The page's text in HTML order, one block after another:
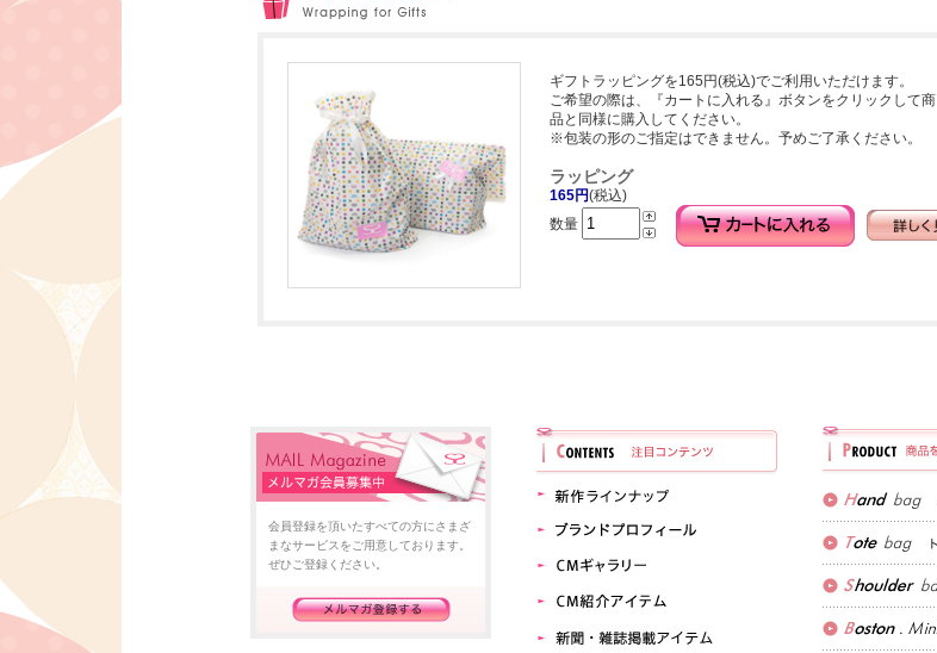
ギフトラッピングを165円(税込)でご利用いただけます。
ご希望の際は、『カートに入れる』ボタンをクリックして商
品と同様に購入してください。
※包装の形のご指定はできません。予めご了承ください。
ラッピング
165円(税込)
数量
会員登録を頂いたすべての方にさまざ
まなサービスをご用意しております。
ぜひご登録ください。